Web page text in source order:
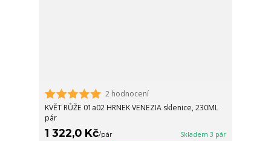
2 hodnocení
KVĚT RŮŽE 01a02 HRNEK VENEZIA sklenice, 230ML
pár
1 322,0 Kč/pár Skladem 3 pár